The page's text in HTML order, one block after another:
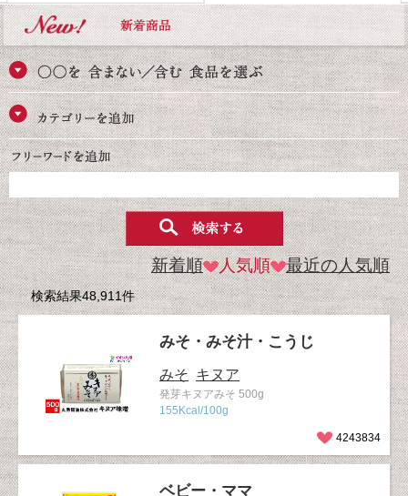
新着順 人気順 最近の人気順
検索結果48,911件
みそ・みそ汁・こうじ
みそ キヌア
発芽キヌアみそ 500g
155Kcal/100g
4243834
ベビー・ママ